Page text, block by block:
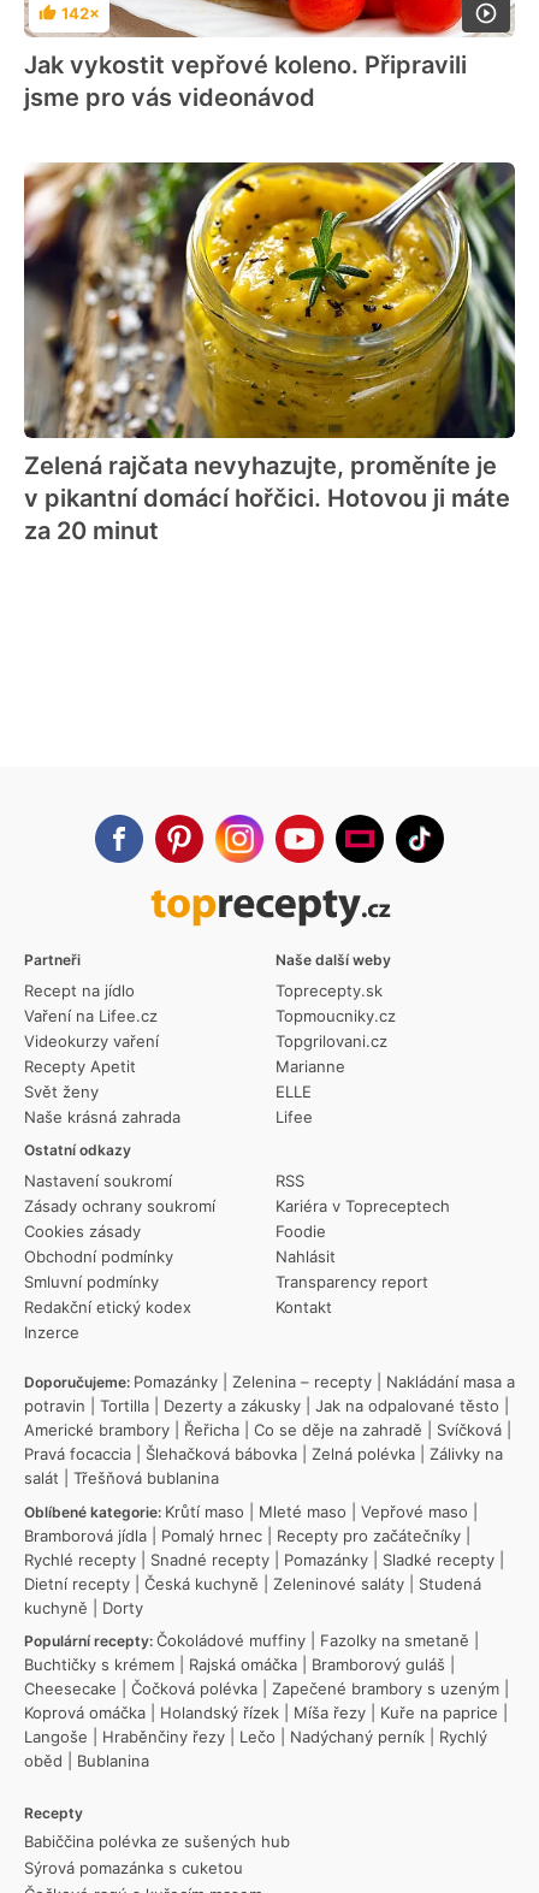
Hodnocení
142×
Jak vykostit vepřové koleno. Připravili
jsme pro vás videonávod
Zelená rajčata nevyhazujte, proměníte je
v pikantní domácí hořčici. Hotovou ji máte
za 20 minut
Partneři
Recept na jídlo
Vaření na Lifee.cz
Videokurzy vaření
Recepty Apetit
Svět ženy
Naše krásná zahrada
Ostatní odkazy
Nastavení soukromí
Zásady ochrany soukromí
Cookies zásady
Obchodní podmínky
Smluvní podmínky
Redakční etický kodex
Inzerce
RSS
Kariéra v Topreceptech
Foodie
Nahlásit
Transparency report
Kontakt
Naše další weby
Toprecepty.sk
Topmoucniky.cz
Topgrilovani.cz
Marianne
ELLE
Lifee
Doporučujeme: Pomazánky Zelenina – recepty
Nakládání masa a
potravin
Tortilla Dezerty a zákusky Jak na odpalované těsto
Americké brambory
Řeřicha Co se děje na zahradě Svíčková
Pravá focaccia
Šlehačková bábovka Zelná polévka
Zálivky na
salát
Třešňová bublanina
Oblíbené kategorie: Krůtí maso Mleté maso Vepřové maso
Bramborová jídla
Pomalý hrnec Recepty pro začátečníky
Rychlé recepty
Snadné recepty Pomazánky Sladké recepty
Dietní recepty
Česká kuchyně Zeleninové saláty
Studená
kuchyně
Dorty
Populární recepty: Čokoládové muffiny Fazolky na smetaně
Buchtičky s krémem
Rajská omáčka Bramborový guláš
Cheesecake
Čočková polévka Zapečené brambory s uzeným
Koprová omáčka
Holandský řízek Míša řezy Kuře na paprice
Langoše
Hraběnčiny řezy Lečo Nadýchaný perník
Rychlý
oběd
Bublanina
Recepty
Babiččina polévka ze sušených hub
Sýrová pomazánka s cuketou